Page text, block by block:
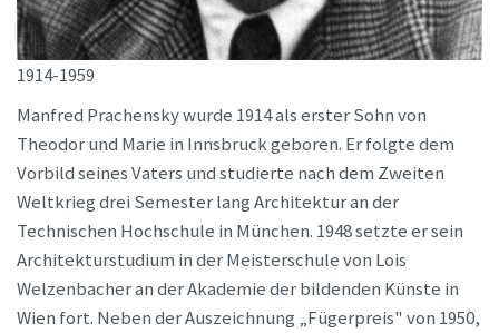
1914-1959
Manfred Prachensky wurde 1914 als erster Sohn von
Theodor und Marie in Innsbruck geboren. Er folgte dem
Vorbild seines Vaters und studierte nach dem Zweiten
Weltkrieg drei Semester lang Architektur an der
Technischen Hochschule in München. 1948 setzte er sein
Architekturstudium in der Meisterschule von Lois
Welzenbacher an der Akademie der bildenden Künste in
Wien fort. Neben der Auszeichnung „Fügerpreis" von 1950,